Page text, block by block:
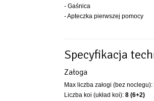
- Gaśnica
- Apteczka pierwszej pomocy
Specyfikacja
Załoga
Max liczba załogi (bez noclegu):
Liczba koi (układ koi): 8 (6+2)